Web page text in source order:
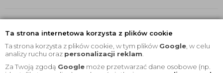
Ta strona internetowa korzysta z plików cookie
Ta strona korzysta z plików cookie, w tym plików Google , w celu
analizy ruchu oraz personalizacji reklam
Za Twoją zgodą Google może przetwarzać dane osobowe (np.